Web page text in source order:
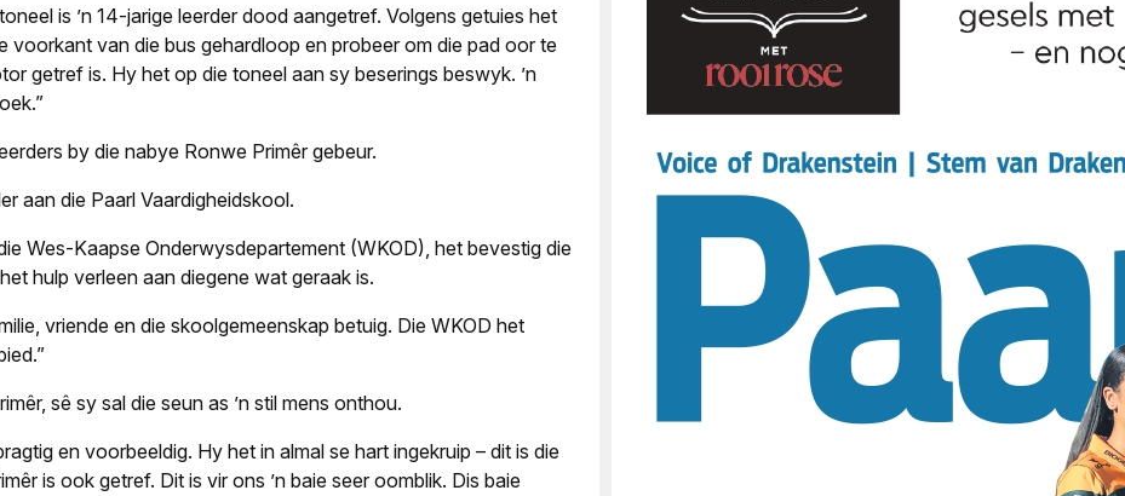
is ’n 14-jarige leerder dood aangetref. Volgens getuies het
voorkant van die bus gehardloop en probeer om die pad oor te
getref is. Hy het op die toneel aan sy beserings beswyk. ’n
by die nabye Ronwe Primêr gebeur.
aan die Paarl Vaardigheidskool.
Wes-Kaapse Onderwysdepartement (WKOD), het bevestig die
hulp verleen aan diegene wat geraak is.
vriende en die skoolgemeenskap betuig. Die WKOD het
sê sy sal die seun as ’n stil mens onthou.
en voorbeeldig. Hy het in almal se hart ingekruip – dit is die
is ook getref. Dit is vir ons ’n baie seer oomblik. Dis baie